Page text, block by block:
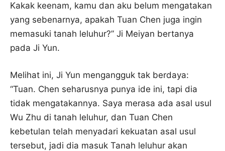
Kakak keenam, kamu dan aku belum mengatakan
yang sebenarnya, apakah Tuan Chen juga ingin
memasuki tanah leluhur?” Ji Meiyan bertanya
pada Ji Yun.
Melihat ini, Ji Yun mengangguk tak berdaya:
“Tuan. Chen seharusnya punya ide ini, tapi dia
tidak mengatakannya. Saya merasa ada asal usul
Wu Zhu di tanah leluhur, dan Tuan Chen
kebetulan telah menyadari kekuatan asal usul
tersebut, jadi dia masuk Tanah leluhur akan